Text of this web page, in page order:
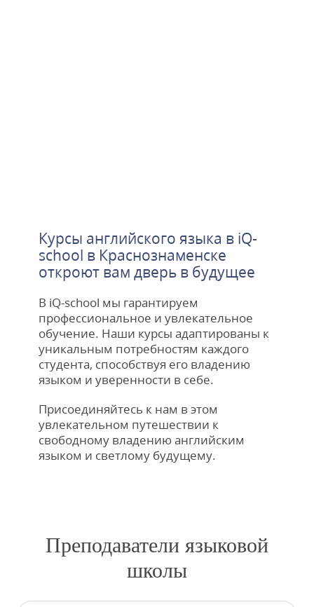
Курсы английского языка в iQ-
school в Краснознаменске
откроют вам дверь в будущее
В iQ-school мы гарантируем
профессиональное и увлекательное
обучение. Наши курсы адаптированы к
уникальным потребностям каждого
студента, способствуя его владению
языком и уверенности в себе.
Присоединяйтесь к нам в этом
увлекательном путешествии к
свободному владению английским
языком и светлому будущему.
Преподаватели языковой
школы